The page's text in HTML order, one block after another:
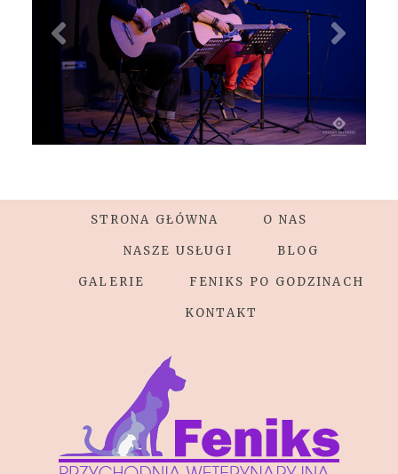
STRONA GŁÓWNA O NAS
NASZE USŁUGI BLOG
GALERIE FENIKS PO GODZINACH
KONTAKT